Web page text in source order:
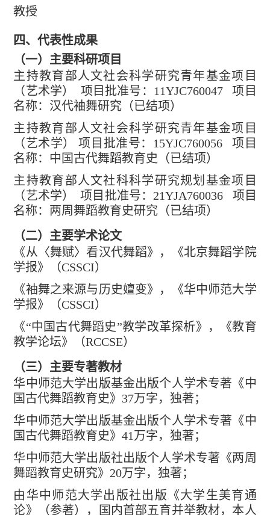
教授
四、代表性成果
（一） 主要科研项目
主持教育部人文社会科学研究青年基金项目
（艺术学）
项目批准号： 11YJC760047项目
名称： 汉代袖舞研究 （已结项）
主持教育部人文社会科学研究青年基金项目
（艺术学）
项目批准号： 15YJC760056项目
名称：中国古代舞蹈教育史（已结项）
主持教育部人文社科科学研究规划基金项目
（艺术学）
项目批准号： 21YJA760036 项目
名称：两周舞蹈教育史研究（已结项）
（二） 主要学术论文
《从〈舞赋〉看汉代舞蹈》，《北京舞蹈学院
学报》（CSSCI）
《袖舞之来源与历史嬗变》，《华中师范大学
学报》（CSSCI）
《“中国古代舞蹈史”教学改革探析》，《教育
教学论坛》（RCCSE）
（三） 主要专著教材
华中师范大学出版基金出版个人学术专著《中
国古代舞蹈教育史》 37万字，独著；
华中师范大学出版基金出版个人学术专著《中
国古代舞蹈教育史》41万字，独著；
华中师范大学出版社出版个人学术专著《两周
舞蹈教育史研究》 20万字，独著；
由华中师范大学出版社出版《大学生美育通
论》（参著），国内首部五育并举教材，本人